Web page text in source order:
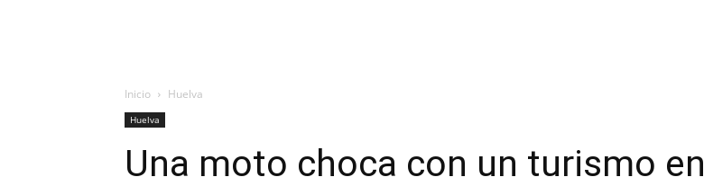
Inicio Huelva
Huelva
Una moto choca con un turismo en